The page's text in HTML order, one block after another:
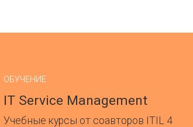
ОБУЧЕНИЕ
IT Service Management
Учебные курсы от соавторов ITIL 4